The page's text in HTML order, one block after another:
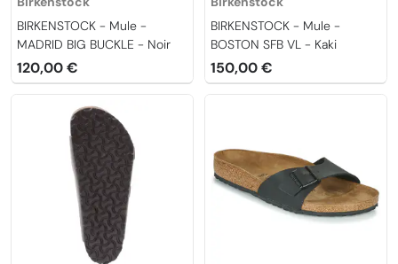
BIRKENSTOCK - Mule -
MADRID BIG BUCKLE - Noir
120,00 €
BIRKENSTOCK - Mule -
BOSTON SFB VL - Kaki
150,00 €